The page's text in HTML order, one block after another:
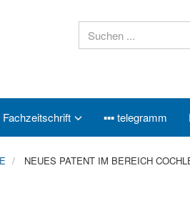
Fachzeitschrift ▪▪▪ telegramm
NEUES PATENT IM BEREICH